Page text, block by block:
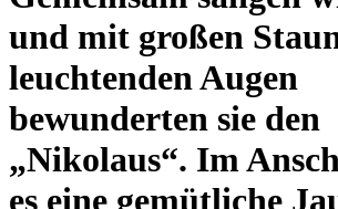
und mit großen
leuchtenden Augen
bewunderten sie den
„Nikolaus“. Im
es eine gemütliche